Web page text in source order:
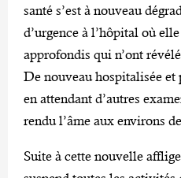
santé s’est à nouveau
d’urgence à l’hôpital où
approfondis qui n’ont
De nouveau hospitalisée et
en attendant d’autres
rendu l’âme aux environs
Suite à cette nouvelle